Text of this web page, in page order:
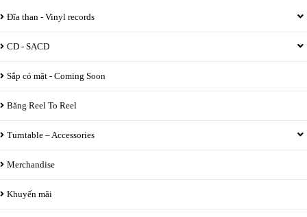
Đĩa than - Vinyl records
CD - SACD
Sắp có mặt - Coming Soon
Băng Reel To Reel
Turntable – Accessories
Merchandise
Khuyến mãi